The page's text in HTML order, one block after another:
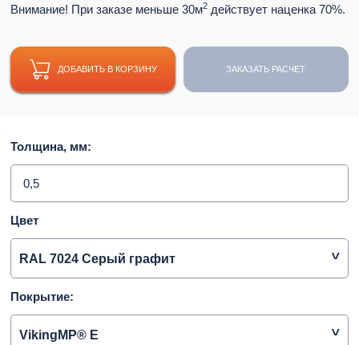
Внимание! При заказе меньше 30м2 действует наценка 70%.
ДОБАВИТЬ В КОРЗИНУ ЗАКАЗАТЬ РАСЧЕТ
Толщина, мм:
0,5
Цвет
RAL 7024 Серый графит
Покрытие:
VikingMP® E